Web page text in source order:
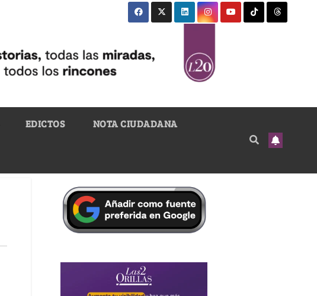
EDICTOS NOTA CIUDADANA